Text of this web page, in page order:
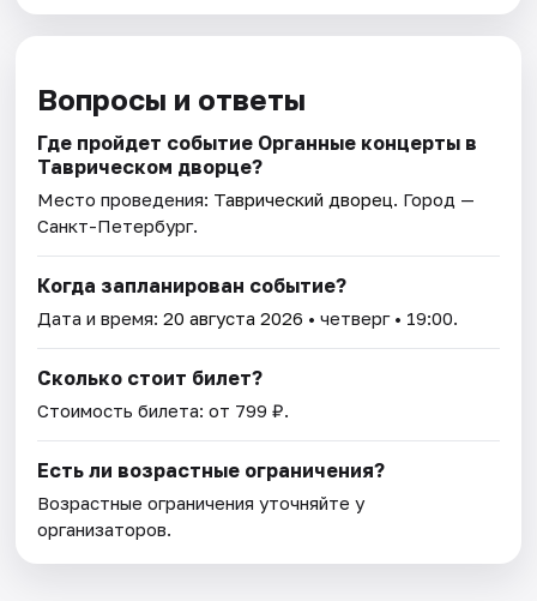
Вопросы и ответы
Где пройдет событие Органные концерты в
Таврическом дворце?
Место проведения: Таврический дворец. Город —
Санкт-Петербург.
Когда запланирован событие?
Дата и время:20 августа 2026 • четверг • 19:00.
Сколько стоит билет?
Стоимость билета: от 799 ₽.
Есть ли возрастные ограничения?
Возрастные ограничения уточняйте у
организаторов.